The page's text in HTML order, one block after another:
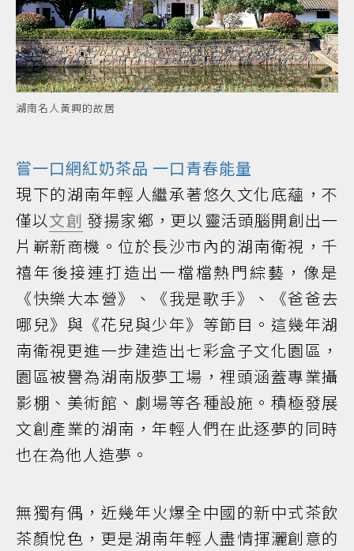
湖南名人黃興的故居
嘗一口網紅奶茶品 一口青春能量
現下的湖南年輕人繼承著悠久文化底蘊，不
僅以文創 發揚家鄉，更以靈活頭腦開創出一
片嶄新商機。位於長沙市內的湖南衛視，千
禧年後接連打造出一檔檔熱門綜藝，像是
《快樂大本營》、《我是歌手》、《爸爸去
哪兒》與《花兒與少年》等節目。這幾年湖
南衛視更進一步建造出七彩盒子文化園區，
園區被譽為湖南版夢工場，裡頭涵蓋專業攝
影棚、美術館、劇場等各種設施。積極發展
文創產業的湖南，年輕人們在此逐夢的同時
也在為他人造夢。
無獨有偶，近幾年火爆全中國的新中式茶飲
茶顏悅色，更是湖南年輕人盡情揮灑創意的